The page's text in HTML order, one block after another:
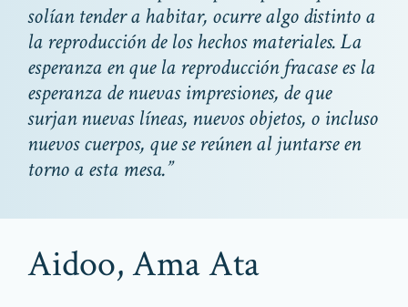
solían tender a habitar, ocurre algo distinto a
la reproducción de los hechos materiales. La
esperanza en que la reproducción fracase es la
esperanza de nuevas impresiones, de que
surjan nuevas líneas, nuevos objetos, o incluso
nuevos cuerpos, que se reúnen al juntarse en
torno a esta mesa.”
Aidoo, Ama Ata